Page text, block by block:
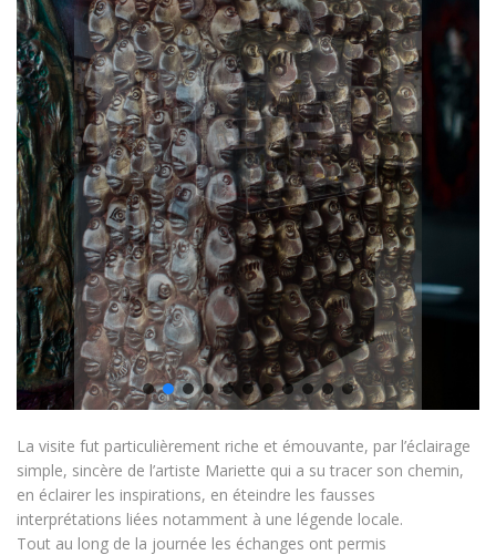
La visite fut particulièrement riche et émouvante, par l’éclairage
simple, sincère de l’artiste Mariette qui a su tracer son chemin,
en éclairer les inspirations, en éteindre les fausses
interprétations liées notamment à une légende locale.
Tout au long de la journée les échanges ont permis